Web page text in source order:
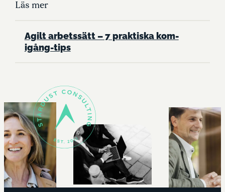
Läs mer
Agilt arbetssätt – 7 praktiska kom-
igång-tips